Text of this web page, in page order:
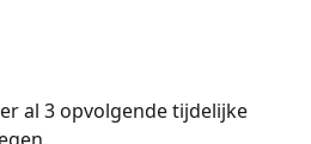
al 3 opvolgende tijdelijke